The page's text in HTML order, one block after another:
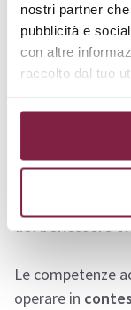
nostri partner
pubblicità e
con altre
raccolto dal tuo
I laureati in
possono
professionali in
interdisciplinare,
responsabilità
consulenza
Tra i principali
selezione e
del benessere
Le competenze
operare in